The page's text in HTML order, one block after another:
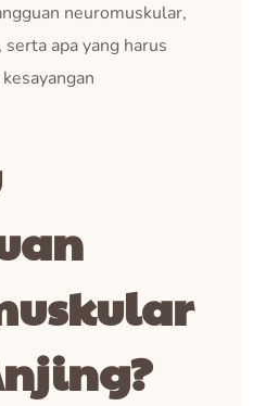
neuromuskular,
apa yang harus